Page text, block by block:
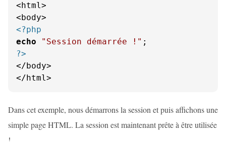
<html>
<?php
echo
"Session démarrée !"
?>
</body>
</html>
Dans cet exemple, nous démarrons la session et puis affichons une
simple page HTML. La session est maintenant prête à être utilisée
!